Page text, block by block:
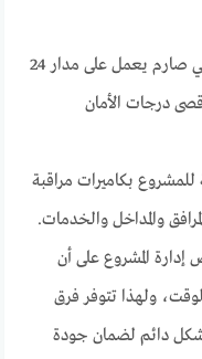
أمن وحراسة متكاملة: يتوفر نظام أمني صارم يعمل على مدار 24
درجات الأمان
بكاميرات مراقبة
والمداخل والخدمات.
المشروع على أن
ولهذا تتوفر فرق
دائم لضمان جودة